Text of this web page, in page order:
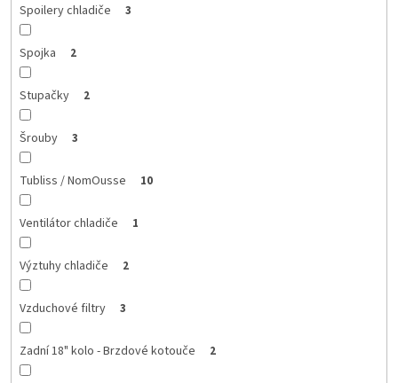
Spoilery chladiče 3
Spojka 2
Stupačky 2
Šrouby 3
Tubliss / NomOusse 10
Ventilátor chladiče 1
Výztuhy chladiče 2
Vzduchové filtry 3
Zadní 18" kolo - Brzdové kotouče 2